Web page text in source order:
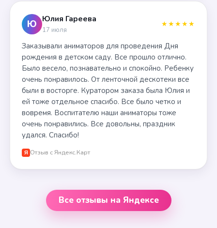
Ю Юлия Гареева
17 июля
★★★★★
Заказывали аниматоров для проведения Дня
рождения в детском саду. Все прошло отлично.
Было весело, познавательно и спокойно. Ребенку
очень понравилось. От ленточной дескотеки все
были в восторге. Куратором заказа была Юлия и
ей тоже отдельное спасибо. Все было четко и
вовремя. Воспитателю наши аниматоры тоже
очень понравились. Все довольны, праздник
удался. Спасибо!
Я Отзыв с Яндекс.Карт
Все отзывы на Яндексе